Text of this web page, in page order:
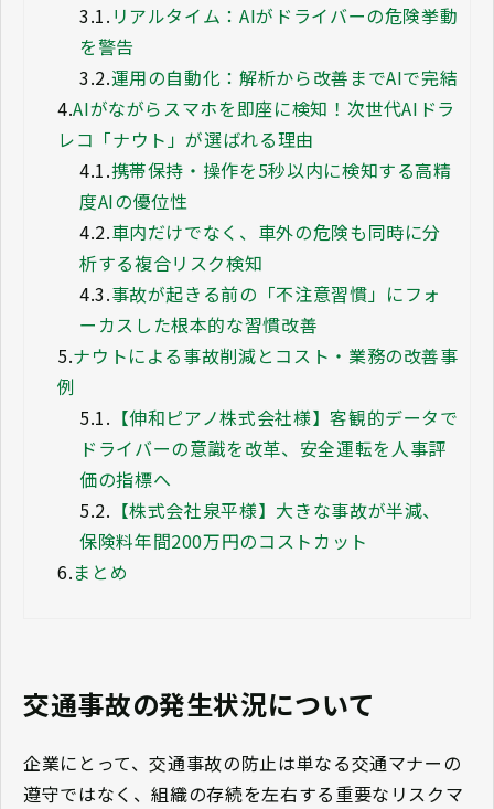
3.1. リアルタイム：AIがドライバーの危険挙動
を警告
3.2.運用の自動化：解析から改善までAIで完結
4.AIがながらスマホを即座に検知！次世代AIドラ
レコ「ナウト」が選ばれる理由
4.1.携帯保持・操作を5秒以内に検知する高精
度AIの優位性
4.2.車内だけでなく、車外の危険も同時に分
析する複合リスク検知
4.3.事故が起きる前の「不注意習慣」にフォ
ーカスした根本的な習慣改善
5.ナウトによる事故削減とコスト・業務の改善事
例
5.1. 【伸和ピアノ株式会社様】客観的データで
ドライバーの意識を改革、安全運転を人事評
価の指標へ
5.2. 【株式会社泉平様】大きな事故が半減、
保険料年間200万円のコストカット
6.まとめ
交通事故の発生状況について
企業にとって、交通事故の防止は単なる交通マナーの
遵守ではなく、組織の存続を左右する重要なリスクマ